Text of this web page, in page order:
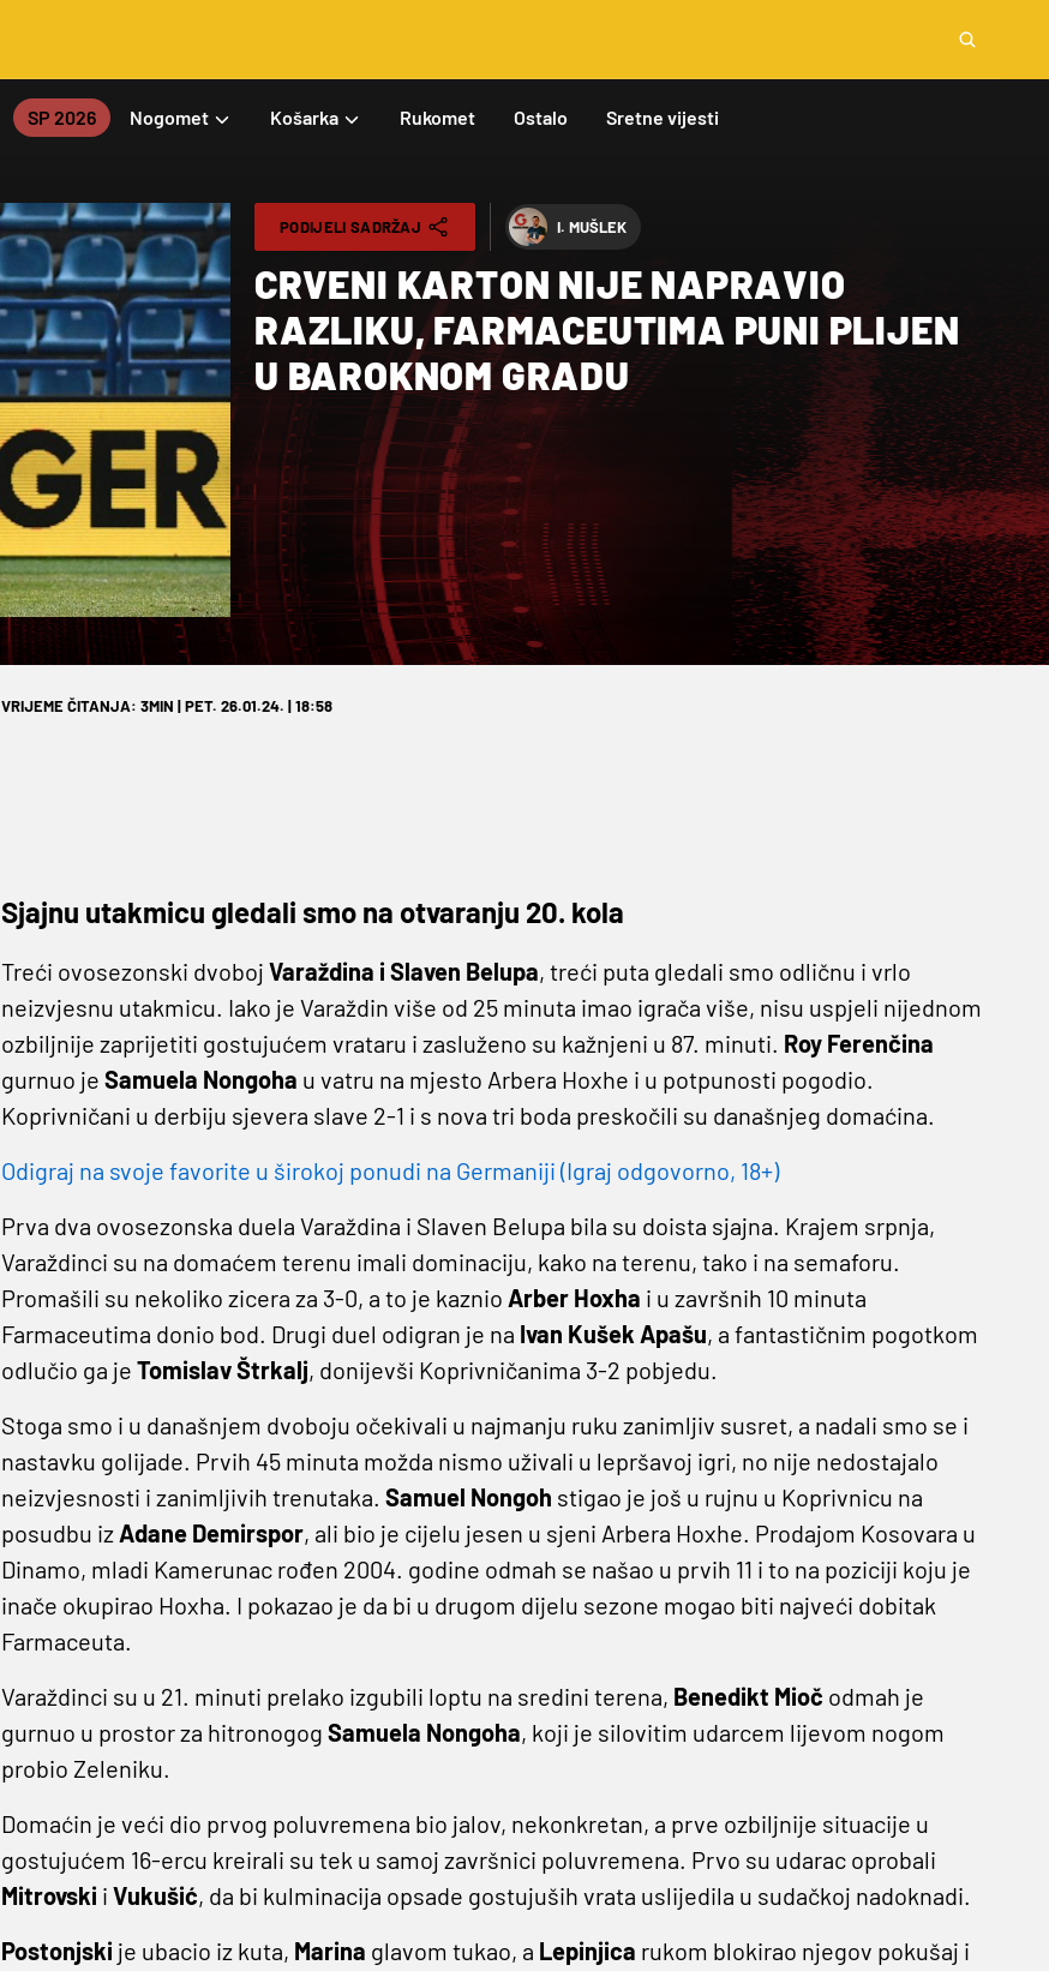
SP 2026 Nogomet Košarka Rukomet Ostalo Sretne vijesti
PODIJELI SADRŽAJ I. MUŠLEK
CRVENI KARTON NIJE NAPRAVIO
RAZLIKU, FARMACEUTIMA PUNI PLIJEN
U BAROKNOM GRADU
VRIJEME ČITANJA: 3MIN | PET. 26.01.24. | 18:58
Sjajnu utakmicu gledali smo na otvaranju 20. kola
Treći ovosezonski dvoboj Varaždina i Slaven Belupa, treći puta gledali smo odličnu i vrlo
neizvjesnu utakmicu. Iako je Varaždin više od 25 minuta imao igrača više, nisu uspjeli nijednom
ozbiljnije zaprijetiti gostujućem vrataru i zasluženo su kažnjeni u 87. minuti. Roy Ferenčina
gurnuo je Samuela Nongoha u vatru na mjesto Arbera Hoxhe i u potpunosti pogodio.
Koprivničani u derbiju sjevera slave 2-1 i s nova tri boda preskočili su današnjeg domaćina.
Odigraj na svoje favorite u širokoj ponudi na Germaniji (Igraj odgovorno, 18+)
Prva dva ovosezonska duela Varaždina i Slaven Belupa bila su doista sjajna. Krajem srpnja,
Varaždinci su na domaćem terenu imali dominaciju, kako na terenu, tako i na semaforu.
Promašili su nekoliko zicera za 3-0, a to je kaznio Arber Hoxha i u završnih 10 minuta
Farmaceutima donio bod. Drugi duel odigran je na Ivan Kušek Apašu, a fantastičnim pogotkom
odlučio ga je TomislavŠtrkalj, donijevši Koprivničanima 3-2 pobjedu.
Stoga smo i u današnjem dvoboju očekivali u najmanju ruku zanimljiv susret, a nadali smo se i
nastavku golijade. Prvih 45 minuta možda nismo uživali u lepršavoj igri, no nije nedostajalo
neizvjesnosti i zanimljivih trenutaka. Samuel Nongoh stigao je još u rujnu u Koprivnicu na
posudbu iz Adane Demirspor, ali bio je cijelu jesen u sjeni Arbera Hoxhe. Prodajom Kosovara u
Dinamo, mladi Kamerunac rođen 2004. godine odmah se našao u prvih 11 i to na poziciji koju je
inače okupirao Hoxha. I pokazao je da bi u drugom dijelu sezone mogao biti najveći dobitak
Farmaceuta.
Varaždinci su u 21. minuti prelako izgubili loptu na sredini terena, Benedikt Mioč odmah je
gurnuo u prostor za hitronogog Samuela Nongoha, koji je silovitim udarcem lijevom nogom
probio Zeleniku.
Domaćin je veći dio prvog poluvremena bio jalov, nekonkretan, a prve ozbiljnije situacije u
gostujućem 16-ercu kreirali su tek u samoj završnici poluvremena. Prvo su udarac oprobali
Mitrovski i Vukušić, da bi kulminacija opsade gostujuših vrata uslijedila u sudačkoj nadoknadi.
Postonjski je ubacio iz kuta, Marina glavom tukao, a Lepinjica rukom blokirao njegov pokušaj i